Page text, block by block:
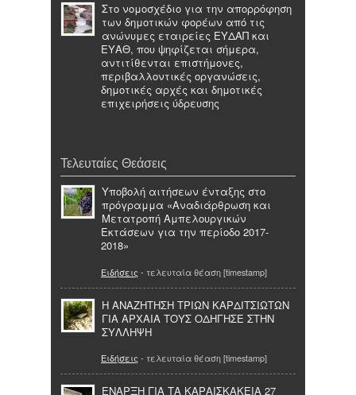
Στο νομοσχέδιο για την απορρόφηση
των δημοτικών φορέων από τις
ανώνυμες εταιρείες ΕΥΔΑΠ και
ΕΥΑΘ, που ψηφίζεται σήμερα,
αντιτίθενται επιστήμονες,
περιβαλλοντικές οργανώσεις,
δημοτικές αρχές και δημοτικές
επιχειρήσεις ύδρευσης
Τελευταίες Θεάσεις
Υποβολή αιτήσεων ένταξης στο
πρόγραμμα «Αναδιάρθρωση και
Μετατροπή Αμπελουργικών
Εκτάσεων για την περίοδο 2017-
2018»
Ειδήσεις - τελευταία θέαση [timestamp]
Η ΑΝΑΖΗΤΗΣΗ ΤΡΙΩΝ ΚΑΡΔΙΤΣΙΩΤΩΝ
ΓΙΑ ΑΡΧΑΙΑ ΤΟΥΣ ΟΔΗΓΗΣΕ ΣΤΗΝ
ΣΥΛΛΗΨΗ
Ειδήσεις - τελευταία θέαση [timestamp]
ΕΝΑΡΞΗ ΓΙΑ ΤΑ ΚΑΡΑΙΣΚΑΚΕΙΑ 27